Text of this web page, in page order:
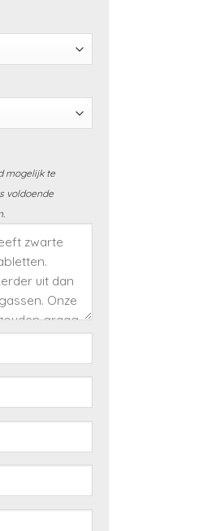
mogelijk te
voldoende